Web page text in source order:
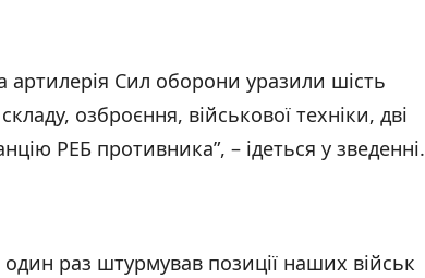
артилерія Сил оборони уразили шість
озброєння, військової техніки, дві
РЕБ противника”, – ідеться у зведенні.
раз штурмував позиції наших військ